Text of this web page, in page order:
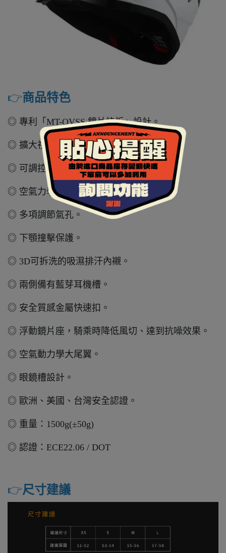
👉️商品特色
◎ 專利「MT-QVSS 鏡片快拆」設計。
◎ 擴大視野範圍的鏡片設計。
◎ 可調控式內墨鏡。
◎ 空氣力學通風設計。
◎ 多項調節氣孔。
◎ 下顎撞擊保護。
◎ 3D可拆洗的吸濕排汗內襯。
◎ 兩側備有藍芽耳機槽。
◎ 安全質感金屬快速扣。
◎ 浮動鏡片座，騎乘時降低風切、達到抗噪效果。
◎ 空氣動力學大尾翼。
◎ 眼鏡槽設計。
◎ 歐洲、美國、台灣安全認證。
◎ 重量：1500g(±50g)
◎ 認證：ECE22.06 / DOT
👉️尺寸建議